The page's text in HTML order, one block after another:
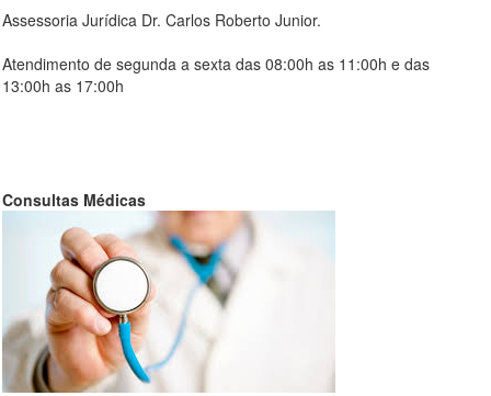
Assessoria Jurídica Dr. Carlos Roberto Junior.
Atendimento de segunda a sexta das 08:00h as 11:00h e das
13:00h as 17:00h
Consultas Médicas